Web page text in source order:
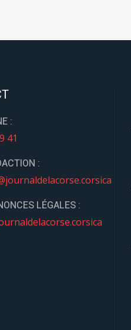
:
41
:
LÉGALES :